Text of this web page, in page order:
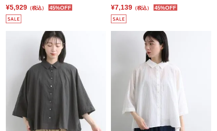
¥5,929 （税込） 45%OFF
¥7,139 （税込） 45%OFF